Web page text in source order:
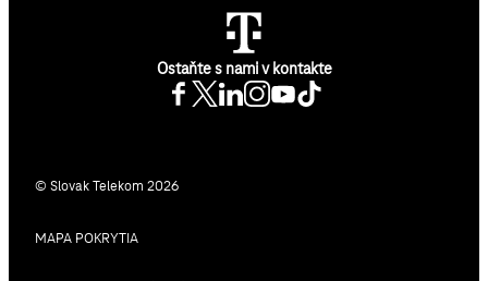
Ostaňte s nami v kontakte
© Slovak Telekom 2026
MAPA POKRYTIA